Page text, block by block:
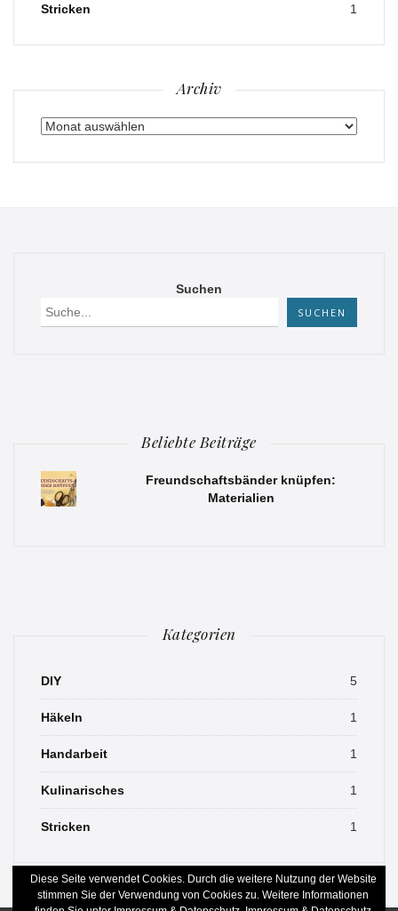
Stricken 1
Archiv
Archiv
Suchen
SUCHEN
Beliebte Beiträge
Freundschaftsbänder knüpfen:
Materialien
Kategorien
DIY 5
Häkeln 1
Handarbeit 1
Kulinarisches 1
Stricken 1
Diese Seite verwendet Cookies. Durch die weitere Nutzung der Website
stimmen Sie der Verwendung von Cookies zu. Weitere Informationen